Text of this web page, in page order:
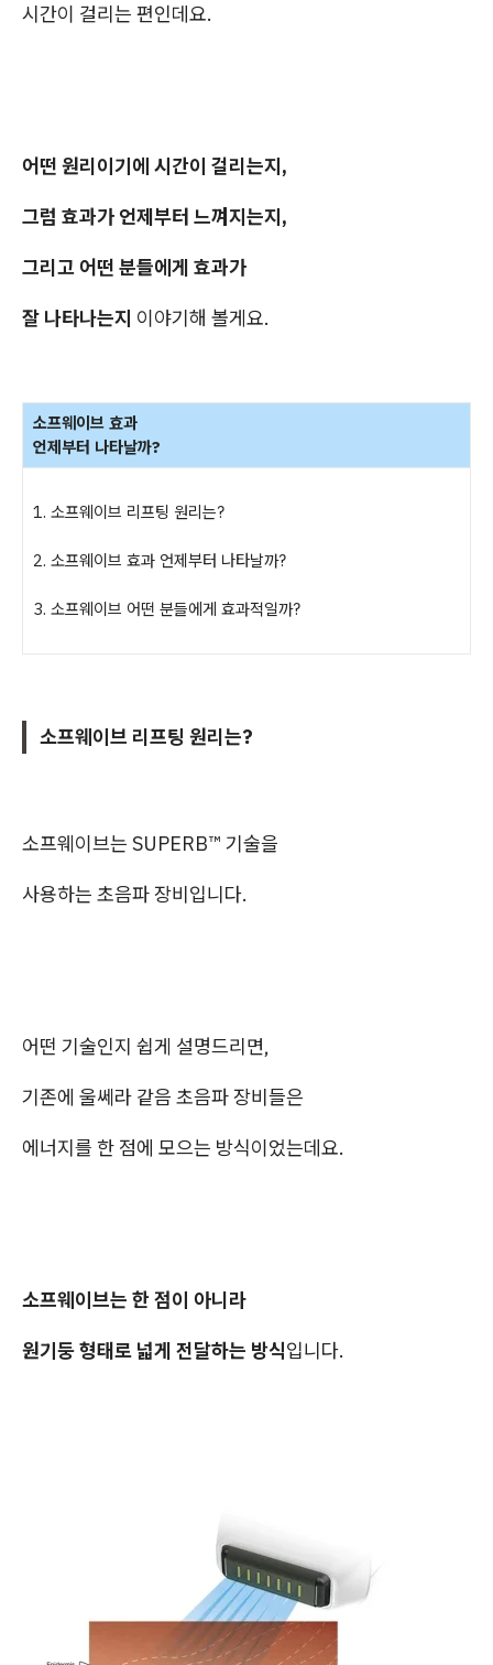
시간이 걸리는 편인데요.
어떤 원리이기에 시간이 걸리는지,
그럼 효과가 언제부터 느껴지는지,
그리고 어떤 분들에게 효과가
잘 나타나는지 이야기해 볼게요.
소프웨이브 효과
언제부터 나타날까?
1. 소프웨이브 리프팅 원리는?
2. 소프웨이브 효과 언제부터 나타날까?
3. 소프웨이브 어떤 분들에게 효과적일까?
소프웨이브 리프팅 원리는?
소프웨이브는 SUPERB™ 기술을
사용하는 초음파 장비입니다.
어떤 기술인지 쉽게 설명드리면,
기존에 울쎄라 같음 초음파 장비들은
에너지를 한 점에 모으는 방식이었는데요.
소프웨이브는 한 점이 아니라
원기둥 형태로 넓게 전달하는 방식입니다.